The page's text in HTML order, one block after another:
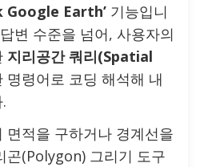
Google Earth’ 기능입니
변 수준을 넘어, 사용자의
지리공간 쿼리(Spatial
명령어로 코딩 해석해 내
면적을 구하거나 경계선을
곤(Polygon) 그리기 도구